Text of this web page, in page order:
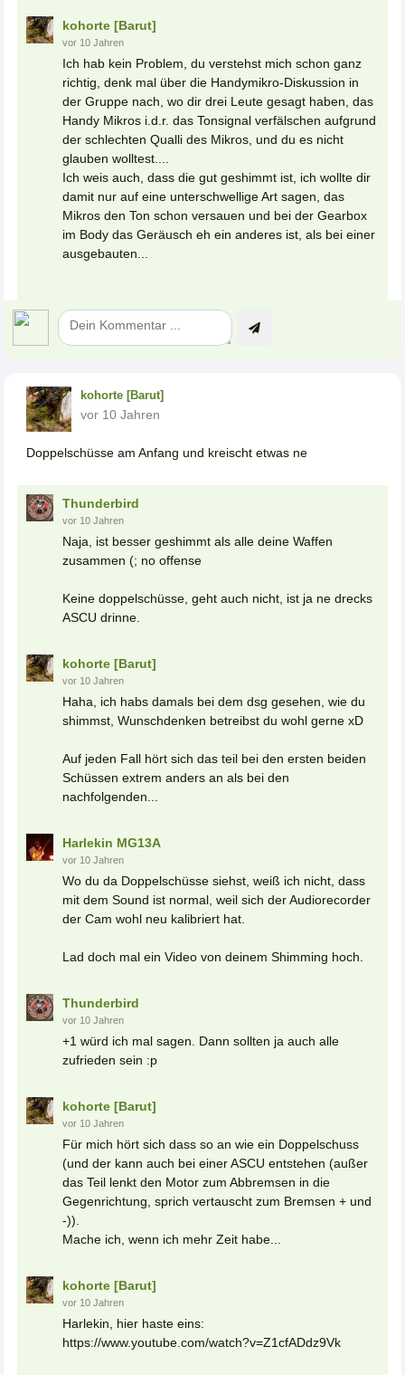
kohorte [Barut]
vor 10 Jahren
Ich hab kein Problem, du verstehst mich schon ganz
richtig, denk mal über die Handymikro-Diskussion in
der Gruppe nach, wo dir drei Leute gesagt haben, das
Handy Mikros i.d.r. das Tonsignal verfälschen aufgrund
der schlechten Qualli des Mikros, und du es nicht
glauben wolltest....
Ich weis auch, dass die gut geshimmt ist, ich wollte dir
damit nur auf eine unterschwellige Art sagen, das
Mikros den Ton schon versauen und bei der Gearbox
im Body das Geräusch eh ein anderes ist, als bei einer
ausgebauten...
kohorte [Barut]
vor 10 Jahren
Doppelschüsse am Anfang und kreischt etwas ne
Thunderbird
vor 10 Jahren
Naja, ist besser geshimmt als alle deine Waffen
zusammen (; no offense
Keine doppelschüsse, geht auch nicht, ist ja ne drecks
ASCU drinne.
kohorte [Barut]
vor 10 Jahren
Haha, ich habs damals bei dem dsg gesehen, wie du
shimmst, Wunschdenken betreibst du wohl gerne xD
Auf jeden Fall hört sich das teil bei den ersten beiden
Schüssen extrem anders an als bei den
nachfolgenden...
Harlekin MG13A
vor 10 Jahren
Wo du da Doppelschüsse siehst, weiß ich nicht, dass
mit dem Sound ist normal, weil sich der Audiorecorder
der Cam wohl neu kalibriert hat.
Lad doch mal ein Video von deinem Shimming hoch.
Thunderbird
vor 10 Jahren
+1 würd ich mal sagen. Dann sollten ja auch alle
zufrieden sein :p
kohorte [Barut]
vor 10 Jahren
Für mich hört sich dass so an wie ein Doppelschuss
(und der kann auch bei einer ASCU entstehen (außer
das Teil lenkt den Motor zum Abbremsen in die
Gegenrichtung, sprich vertauscht zum Bremsen + und
-)).
Mache ich, wenn ich mehr Zeit habe...
kohorte [Barut]
vor 10 Jahren
Harlekin, hier haste eins:
https://www.youtube.com/watch?v=Z1cfADdz9Vk